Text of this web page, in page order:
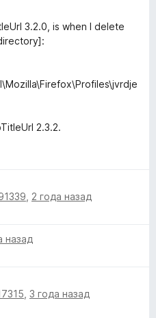
3.2.0, is when I delete
2.3.2.
2 года назад
назад
3 года назад